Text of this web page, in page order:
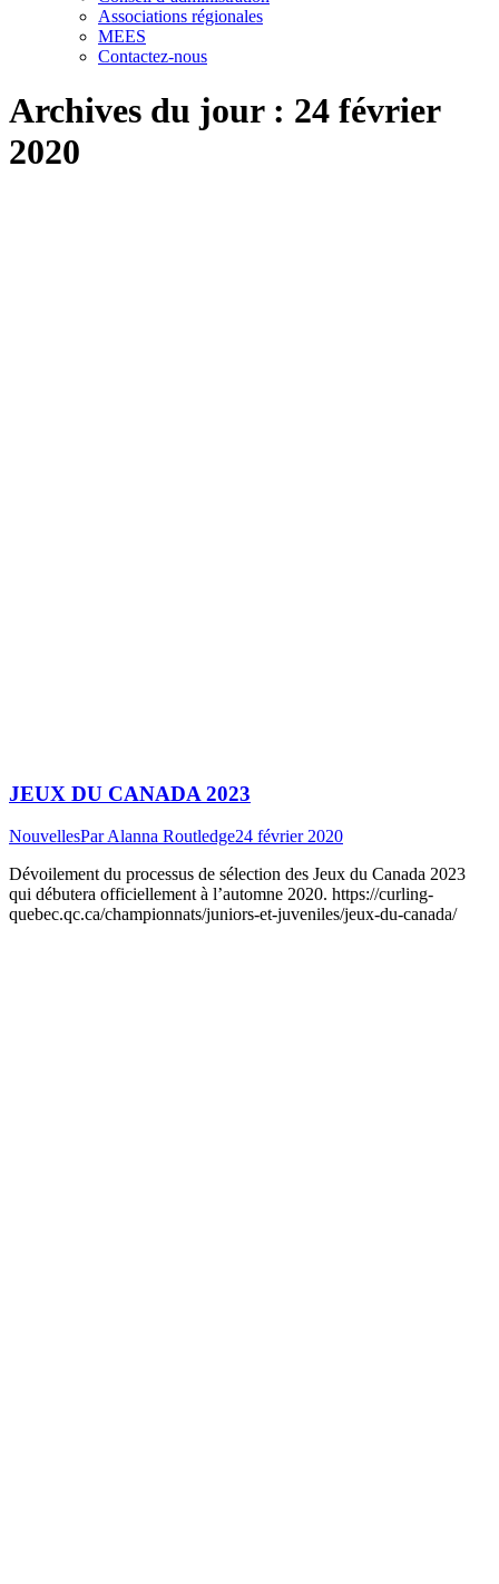
Associations régionales
MEES
Contactez-nous
Archives du jour : 24 février
2020
JEUX DU CANADA 2023
NouvellesParAlanna Routledge24 février 2020
Dévoilement du processus de sélection des Jeux du Canada 2023
qui débutera officiellement à l’automne 2020. https://curling-
quebec.qc.ca/championnats/juniors-et-juveniles/jeux-du-canada/